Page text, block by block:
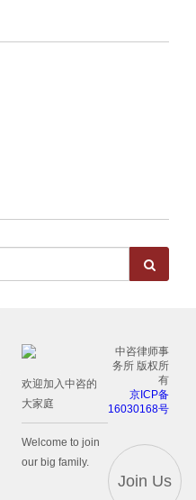
欢迎加入中咨的
大家庭
Welcome to join
our big family.
中咨律师事
务所 版权所
有
京ICP备
16030168号
Join Us